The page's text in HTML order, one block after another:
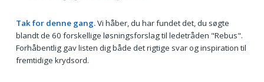
Tak for denne gang.Vi håber, du har fundet det, du søgte
blandt de 60 forskellige løsningsforslag til ledetråden "Rebus".
Forhåbentlig gav listen dig både det rigtige svar og inspiration til
fremtidige krydsord.